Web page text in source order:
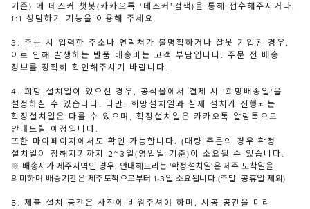
기준) 에 데스커 챗봇(카카오톡 ‘데스커’검색)을 통해 접수해주시거나,
1:1 상담하기 기능을 이용해 주세요.
3. 주문 시 입력한 주소나 연락처가 불명확하거나 잘못 기입된 경우,
이로 인해 발생하는 반품 배송비는 고객 부담입니다. 주문 전 배송
정보를 정확히 확인해주시기 바랍니다.
4. 희망 설치일이 있으신 경우, 공식몰에서 결제 시 '희망배송일'을
설정하실 수 있습니다. 다만, 희망설치일과 실제 설치가 진행되는
확정설치일은 다를 수 있으며, 확정설치일은 카카오톡 알림톡으로
안내드릴 예정입니다.
또한 마이페이지에서도 확인 가능합니다. (대량 주문의 경우 확정
설치일이 정해지기까지 2~3일(영업일 기준)이 소요될 수 있습니다.
※ 배송지가 제주지역인 경우, 안내해드리는 '확정설치일'은 제주 도착일을
의미하며 배송기간은 제주도착으로부터 1-3일 소요됩니다.(주말, 공휴일 제외)
5. 제품 설치 공간은 사전에 비워주셔야 하며, 시공 공간을 미리